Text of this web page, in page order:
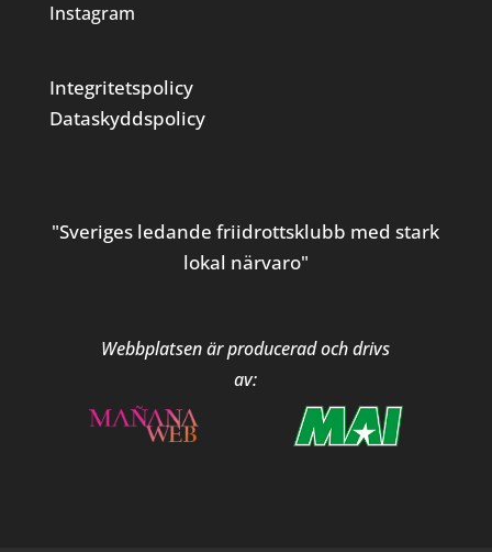
Instagram
Integritetspolicy
Dataskyddspolicy
"Sveriges ledande friidrottsklubb med stark
lokal närvaro"
Webbplatsen är producerad och drivs
av: